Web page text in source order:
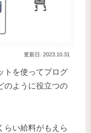
2023.10.31
トを使ってプログ
のように役立つの
らい給料がもえら